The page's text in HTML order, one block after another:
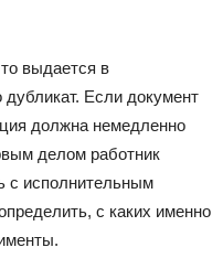
выдается в
Если документ
должна немедленно
делом работник
с исполнительным
с каких именно